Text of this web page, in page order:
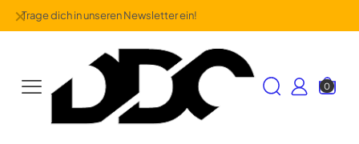
Trage dich in unseren Newsletter ein!
✕
0